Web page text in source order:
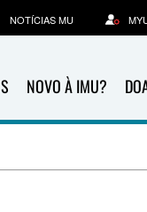
NOVO À IMU?
NOTÍCIAS MU